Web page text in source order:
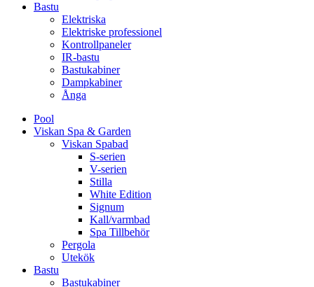
Bastu
Elektriska
Elektriske professionel
Kontrollpaneler
IR-bastu
Bastukabiner
Dampkabiner
Ånga
Pool
Viskan Spa & Garden
Viskan Spabad
S-serien
V-serien
Stilla
White Edition
Signum
Kall/varmbad
Spa Tillbehör
Pergola
Utekök
Bastu
Bastukabiner